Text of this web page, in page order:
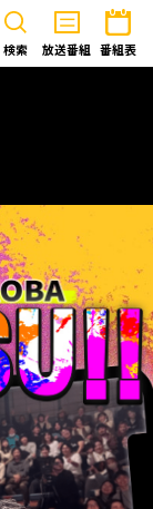
検索 放送番組 番組表